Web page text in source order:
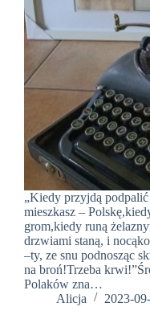
„Kiedy przyjdą
mieszkasz –
grom,kiedy runą
drzwiami staną, i
–ty, ze snu podnosząc
na broń!Trzeba
Polaków zna…
Alicja
2023-